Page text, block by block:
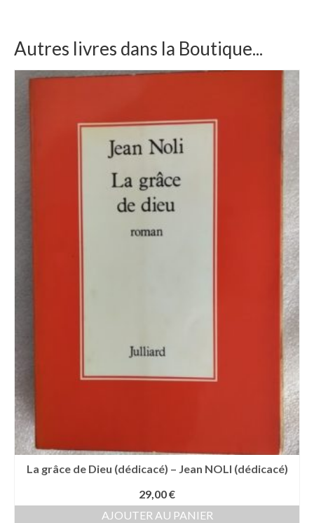
Autres livres dans la Boutique...
La grâce de Dieu (dédicacé) – Jean NOLI (dédicacé)
29,00€
AJOUTER AU PANIER